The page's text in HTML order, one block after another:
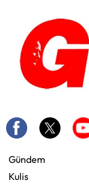
Gündem
Kulis